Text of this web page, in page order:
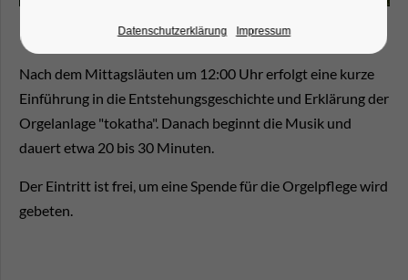
Nach dem Mittagsläuten um 12:00 Uhr erfolgt eine kurze
Einführung in die Entstehungsgeschichte und Erklärung der
Orgelanlage "tokatha". Danach beginnt die Musik und
dauert etwa 20 bis 30 Minuten.
Der Eintritt ist frei, um eine Spende für die Orgelpflege wird
gebeten.
Datenschutzerklärung Impressum